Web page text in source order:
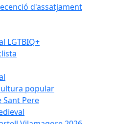
d'assatjament
LGTBIQ+
popular
Sant Pere